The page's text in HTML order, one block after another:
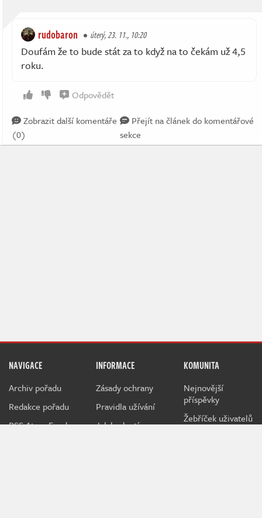
rudobaron úterý, 23. 11., 10:20
Doufám že to bude stát za to když na to čekám už 4,5
roku.
Odpovědět
Zobrazit další komentáře
(0)
Přejít na článek do komentářové
sekce
NAVIGACE
Archiv pořadu
Redakce pořadu
RSS Atom Feed
INFORMACE
Zásady ochrany
Pravidla užívání
Jak hodnotíme
KOMUNITA
Nejnovější
příspěvky
Žebříček uživatelů